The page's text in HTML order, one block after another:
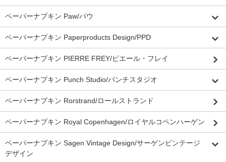
ペーパーナプキン Paw/パウ
ペーパーナプキン Paperproducts Design/PPD
ペーパーナプキン PIERRE FREY/ピエール・フレイ
ペーパーナプキン Punch Studio/パンチスタジオ
ペーパーナプキン Rorstrand/ロールストランド
ペーパーナプキン Royal Copenhagen/ロイヤルコペンハーゲン
ペーパーナプキン Sagen Vintage Design/サーゲンビンテージ
デザイン